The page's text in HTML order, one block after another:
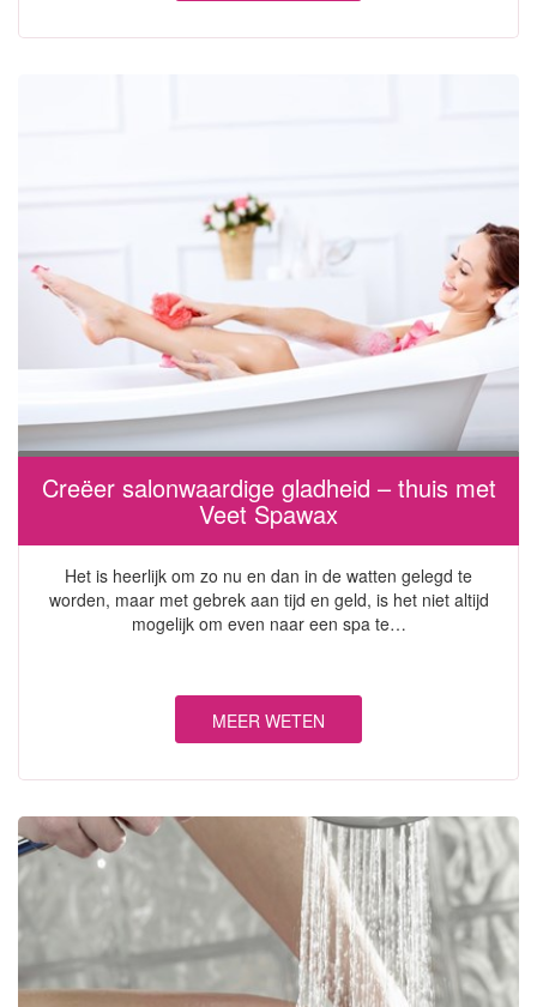
Creëer salonwaardige gladheid – thuis met
Veet Spawax
Het is heerlijk om zo nu en dan in de watten gelegd te
worden, maar met gebrek aan tijd en geld, is het niet altijd
mogelijk om even naar een spa te…
MEER WETEN